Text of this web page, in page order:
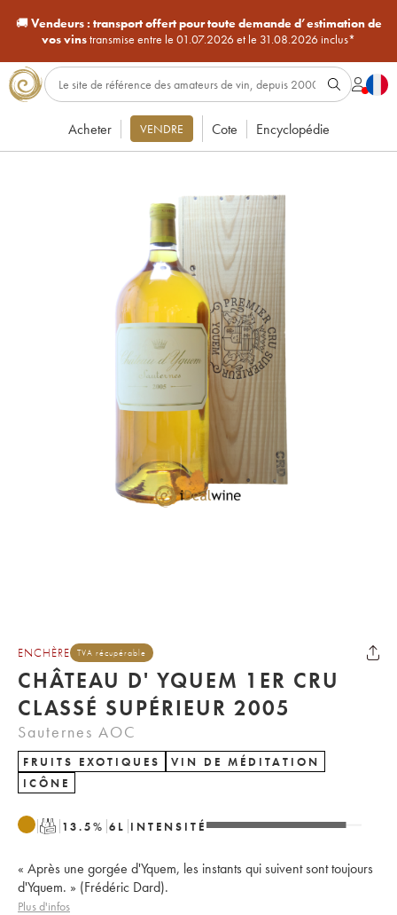
🚚Vendeurs : transport offert pour toute demande d’estimation de
vos vinstransmise entre le 01.07.2026 et le 31.08.2026 inclus*
Acheter VENDRE Cote Encyclopédie
ENCHÈRE TVA récupérable
CHÂTEAU D' YQUEM 1ER CRU
CLASSÉ SUPÉRIEUR 2005
Sauternes AOC
FRUITS EXOTIQUES
VIN DE MÉDITATION
ICÔNE
T 13.5% 6 L INTENSITÉ
« Après une gorgée d'Yquem, les instants qui suivent sont toujours
d'Yquem. » (Frédéric Dard).
Plus d'infos